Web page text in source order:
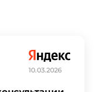
10.03.2026